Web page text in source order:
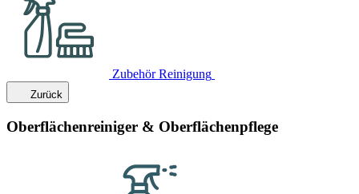
Zubehör Reinigung
Zurück
Oberflächenreiniger & Oberflächenpflege